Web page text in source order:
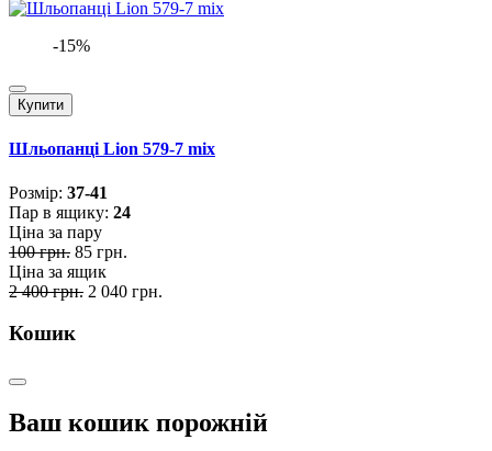
-15%
Купити
Шльопанці Lion 579-7 mix
Розмiр: 37-41
Пар в ящику: 24
Ціна за пару
100 грн. 85 грн.
Ціна за ящик
2 400 грн. 2 040 грн.
Кошик
Ваш кошик порожній